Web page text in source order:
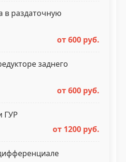
в раздаточную
от 600 руб.
заднего
от 600 руб.
ГУР
от 1200 руб.